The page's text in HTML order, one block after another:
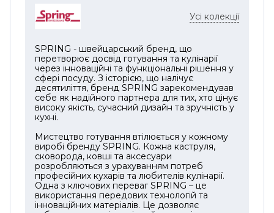
діаметр 35 см дозволяє готувати не одну
порцію, а повноцінну страву для
Скляна кришка розширює можливості
використання: у цьому воці можна не
лише швидко обсмажувати, а й тушкувати,
томити, доводити страви до готовності
після активного смаження. Це зручно для
карі, рагу, овочів у соусі, рису з м’ясом або
страв, які мають залишатися гарячими до
подачі.
Емальована поверхня спрощує догляд і
робить чавун практичнішим у щоденному
використанні. Плоске дно підходить для
Усі колекції
SPRING - швейцарський бренд, що
перетворює досвід готування та кулінарії
через інноваційні та функціональні рішення у
сфері посуду. З історією, що налічує
десятиліття, бренд SPRING зарекомендував
себе як надійного партнера для тих, хто цінує
високу якість, сучасний дизайн та зручність у
кухні.
Мистецтво готування втілюється у кожному
виробі бренду SPRING. Кожна каструля,
сковорода, ковші та аксесуари
розробляються з урахуванням потреб
професійних кухарів та любителів кулінарії.
Одна з ключових переваг SPRING – це
використання передових технологій та
інноваційних матеріалів. Це дозволяє